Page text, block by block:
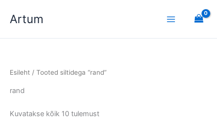
Artum
Esileht / Tooted siltidega “rand”
rand
Kuvatakse kõik 10 tulemust